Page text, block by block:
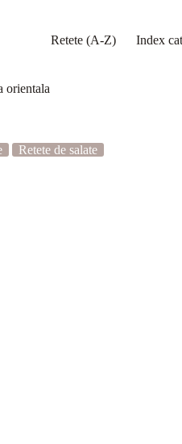
Retete (A-Z) Index
orientala
Retete de salate